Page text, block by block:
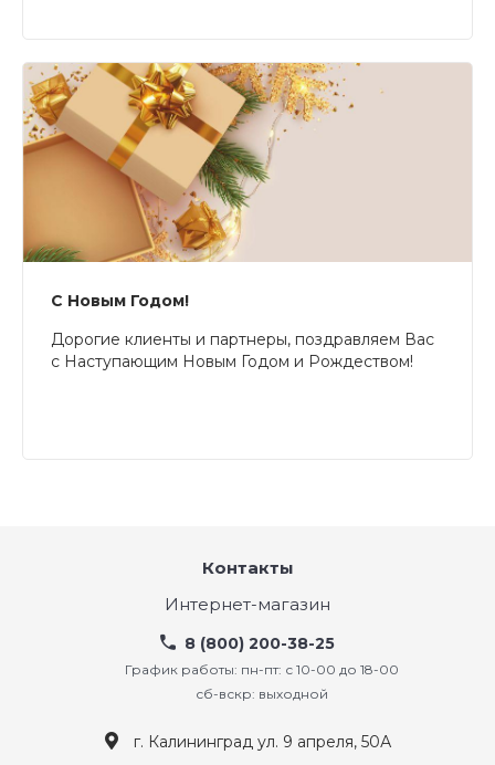
С Новым Годом!
Дорогие клиенты и партнеры, поздравляем Вас
с Наступающим Новым Годом и Рождеством!
Контакты
Интернет-магазин
8 (800) 200-38-25
График работы: пн-пт: с 10-00 до 18-00
сб-вскр: выходной
г. Калининград ул. 9 апреля, 50А